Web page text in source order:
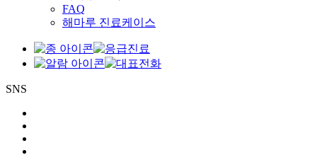
FAQ
해마루 진료케이스
SNS